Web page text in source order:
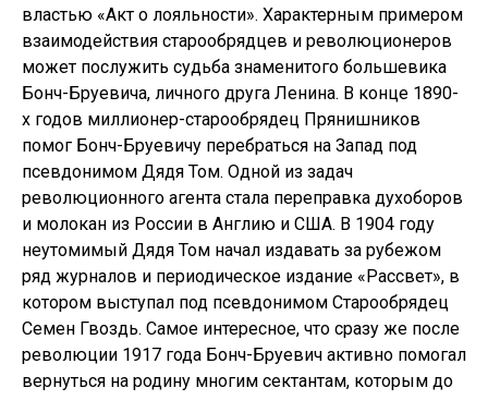
властью «Акт о лояльности». Характерным примером
взаимодействия старообрядцев и революционеров
может послужить судьба знаменитого большевика
Бонч-Бруевича, личного друга Ленина. В конце 1890-
х годов миллионер-старообрядец Прянишников
помог Бонч-Бруевичу перебраться на Запад под
псевдонимом Дядя Том. Одной из задач
революционного агента стала переправка духоборов
и молокан из России в Англию и США. В 1904 году
неутомимый Дядя Том начал издавать за рубежом
ряд журналов и периодическое издание «Рассвет», в
котором выступал под псевдонимом Старообрядец
Семен Гвоздь. Самое интересное, что сразу же после
революции 1917 года Бонч-Бруевич активно помогал
вернуться на родину многим сектантам, которым до